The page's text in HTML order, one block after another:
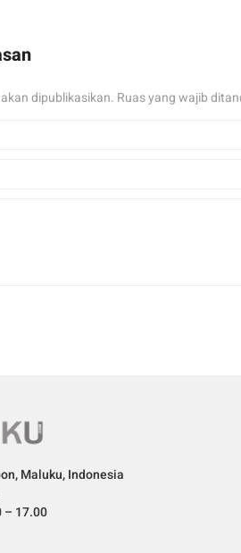
dipublikasikan. Ruas yang wajib
Maluku, Indonesia
– 17.00